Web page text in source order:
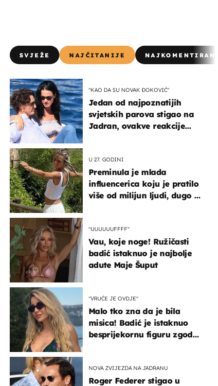
SVJEŽE NAJČITANIJE
"KAO DA SU NOVAK ĐOKOVIĆ"
Jedan od najpoznatijih
svjetskih parova stigao na
Jadran, ovakve reakcije
U 27. GODINI
Preminula je mlada
influencerica koju je pratilo
više od milijun ljudi, dugo se
"UUUUUUFFFF"
Vau, koje noge! Ružičasti
badić istaknuo je najbolje
adute Maje Šuput
"VRUĆE JE OVDJE"
Malo tko zna da je bila
misica! Badić je istaknuo
besprijekornu figuru zgodne
NOVA ZVIJEZDA NA JADRANU
Roger Federer stigao u